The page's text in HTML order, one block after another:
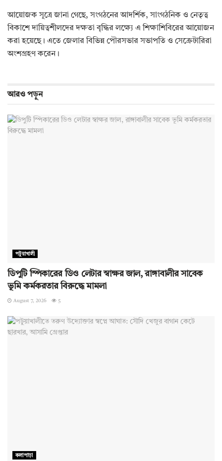
আয়োজক সূত্রে জানা গেছে, সংগঠনের আদর্শিক, সাংগঠনিক ও নেতৃত্ব
বিকাশে দায়িত্বশীলদের দক্ষতা বৃদ্ধির লক্ষ্যে এ শিক্ষাশিবিরের আয়োজন
করা হয়েছে। এতে জেলার বিভিন্ন পৌরসভার সভাপতি ও সেক্রেটারিরা
অংশগ্রহণ করেন।
আরও পড়ুন
পটুয়াখালী
ডিপুটি স্পিকারের ডিও লেটার স্বাক্ষর জাল, রাঙ্গাবালীর সাবেক
ভূমি কর্মকরতার বিরুদ্ধে মামলা
August 7, 2026 5
কলাপাড়া